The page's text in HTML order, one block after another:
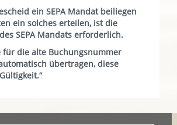
ein SEPA Mandat beiliegen
ein solches erteilen, ist die
SEPA Mandats erforderlich.
für die alte Buchungsnummer
übertragen, diese